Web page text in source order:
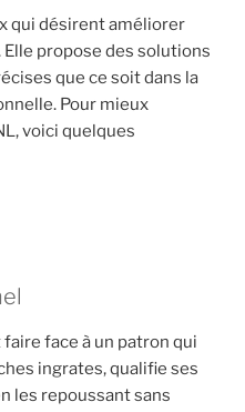
qui désirent améliorer
propose des solutions
que ce soit dans la
Pour mieux
voici quelques
face à un patron qui
ingrates, qualifie ses
les repoussant sans